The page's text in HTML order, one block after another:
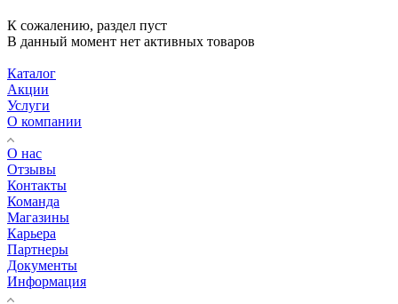
К сожалению, раздел пуст
В данный момент нет активных товаров
Каталог
Акции
Услуги
О компании
О нас
Отзывы
Контакты
Команда
Магазины
Карьера
Партнеры
Документы
Информация